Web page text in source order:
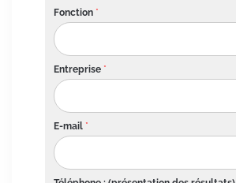
Fonction *
Entreprise *
E-mail *